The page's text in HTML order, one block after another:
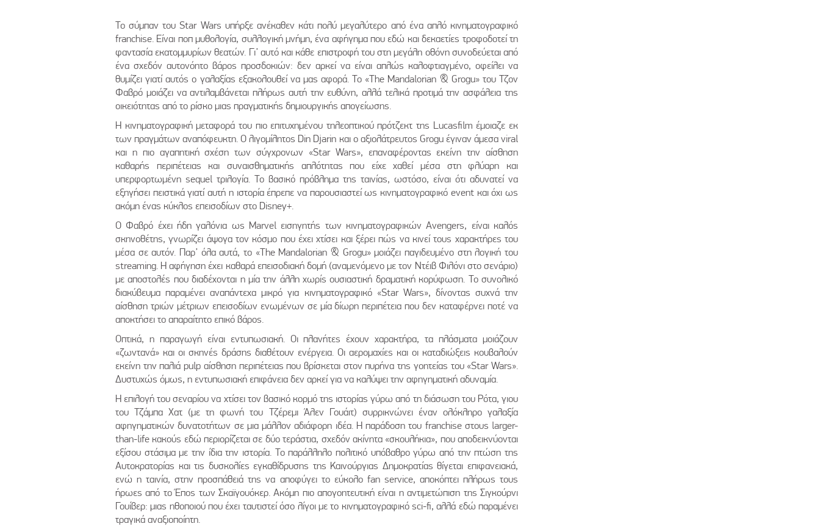
Το σύμπαν του Star Wars υπήρξε ανέκαθεν κάτι πολύ μεγαλύτερο από ένα απλό κινηματογραφικό
franchise. Είναι ποπ μυθολογία, συλλογική μνήμη, ένα αφήγημα που εδώ και δεκαετίες τροφοδοτεί τη
φαντασία εκατομμυρίων θεατών. Γι’ αυτό και κάθε επιστροφή του στη μεγάλη οθόνη συνοδεύεται από
ένα σχεδόν αυτονόητο βάρος προσδοκιών: δεν αρκεί να είναι απλώς καλοφτιαγμένο, οφείλει να
θυμίζει γιατί αυτός ο γαλαξίας εξακολουθεί να μας αφορά. Το «The Mandalorian & Grogu» του Τζον
Φαβρό μοιάζει να αντιλαμβάνεται πλήρως αυτή την ευθύνη, αλλά τελικά προτιμά την ασφάλεια της
οικειότητας από το ρίσκο μιας πραγματικής δημιουργικής απογείωσης.
Η κινηματογραφική μεταφορά του πιο επιτυχημένου τηλεοπτικού πρότζεκτ της Lucasfilm έμοιαζε εκ
των πραγμάτων αναπόφευκτη. Ο λιγομίλητος Din Djarin και ο αξιολάτρευτος Grogu έγιναν άμεσα viral
και η πιο αγαπητική σχέση των σύγχρονων «Star Wars», επαναφέροντας εκείνη την αίσθηση
καθαρής περιπέτειας και συναισθηματικής απλότητας που είχε χαθεί μέσα στη φλύαρη και
υπερφορτωμένη sequel τριλογία. Το βασικό πρόβλημα της ταινίας, ωστόσο, είναι ότι αδυνατεί να
εξηγήσει πειστικά γιατί αυτή η ιστορία έπρεπε να παρουσιαστεί ως κινηματογραφικό event και όχι ως
ακόμη ένας κύκλος επεισοδίων στο Disney+.
Ο Φαβρό έχει ήδη γαλόνια ως Μarvel εισηγητής των κινηματογραφικών Avengers, είναι καλός
σκηνοθέτης, γνωρίζει άψογα τον κόσμο που έχει χτίσει και ξέρει πώς να κινεί τους χαρακτήρες του
μέσα σε αυτόν. Παρ’ όλα αυτά, το «The Mandalorian & Grogu» μοιάζει παγιδευμένο στη λογική του
streaming. Η αφήγηση έχει καθαρά επεισοδιακή δομή (αναμενόμενο με τον Ντέιβ Φιλόνι στο σενάριο)
με αποστολές που διαδέχονται η μία την άλλη χωρίς ουσιαστική δραματική κορύφωση. Το συνολικό
διακύβευμα παραμένει αναπάντεχα μικρό για κινηματογραφικό «Star Wars», δίνοντας συχνά την
αίσθηση τριών μέτριων επεισοδίων ενωμένων σε μία δίωρη περιπέτεια που δεν καταφέρνει ποτέ να
αποκτήσει το απαραίτητο επικό βάρος.
Οπτικά, η παραγωγή είναι εντυπωσιακή. Οι πλανήτες έχουν χαρακτήρα, τα πλάσματα μοιάζουν
«ζωντανά» και οι σκηνές δράσης διαθέτουν ενέργεια. Οι αερομαχίες και οι καταδιώξεις κουβαλούν
εκείνη την παλιά pulp αίσθηση περιπέτειας που βρίσκεται στον πυρήνα της γοητείας του «Star Wars».
Δυστυχώς όμως, η εντυπωσιακή επιφάνεια δεν αρκεί για να καλύψει την αφηγηματική αδυναμία.
Η επιλογή του σεναρίου να χτίσει τον βασικό κορμό της ιστορίας γύρω από τη διάσωση του Ρότα, γιου
του Τζάμπα Χατ (με τη φωνή του Τζέρεμι Άλεν Γουάιτ) συρρικνώνει έναν ολόκληρο γαλαξία
αφηγηματικών δυνατοτήτων σε μια μάλλον αδιάφορη ιδέα. Η παράδοση του franchise στους larger-
than-life κακούς εδώ περιορίζεται σε δύο τεράστια, σχεδόν ακίνητα «σκουλήκια», που αποδεικνύονται
εξίσου στάσιμα με την ίδια την ιστορία. Το παράλληλο πολιτικό υπόβαθρο γύρω από την πτώση της
Αυτοκρατορίας και τις δυσκολίες εγκαθίδρυσης της Καινούργιας Δημοκρατίας θίγεται επιφανειακά,
ενώ η ταινία, στην προσπάθειά της να αποφύγει το εύκολο fan service, αποκόπτει πλήρως τους
ήρωες από το Έπος των Σκαϊγουόκερ. Ακόμη πιο απογοητευτική είναι η αντιμετώπιση της Σιγκούρνι
Γουίβερ: μιας ηθοποιού που έχει ταυτιστεί όσο λίγοι με το κινηματογραφικό sci-fi, αλλά εδώ παραμένει
τραγικά αναξιοποίητη.